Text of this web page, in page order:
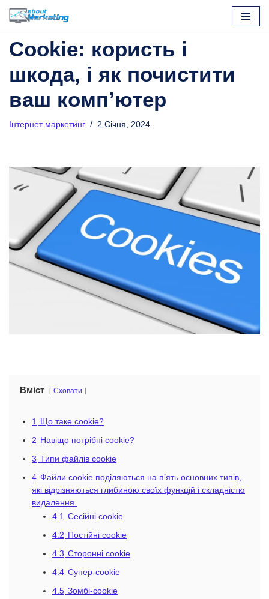
до
Cookie: користь і
шкода, і як почистити
ваш комп’ютер
Інтернет маркетинг 2 Січня, 2024
Вміст Сховати
1 Що таке cookie?
2 Навіщо потрібні cookie?
3 Типи файлів cookie
4 Файли cookie поділяються на п’ять основних типів,
які відрізняються глибиною своїх функцій і складністю
видалення.
4.1 Сесійні cookie
4.2 Постійні cookie
4.3 Сторонні cookie
4.4 Супер-cookie
4.5 Зомбі-cookie